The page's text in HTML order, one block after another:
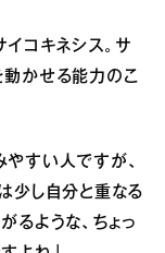
コキネシス。サ
動かせる能力のこ
やすい人ですが、
少し自分と重なる
るような、ちょっ